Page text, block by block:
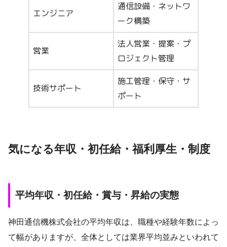
エンジニア
通信設備・ネットワ
ーク構築
営業
法人営業・提案・プ
ロジェクト管理
技術サポート
施工管理・保守・サ
ポート
気になる年収・初任給・福利厚生・制度
平均年収・初任給・賞与・昇給の実態
神田通信機株式会社の平均年収は、職種や経験年数によっ
て幅がありますが、全体としては業界平均並みといわれて